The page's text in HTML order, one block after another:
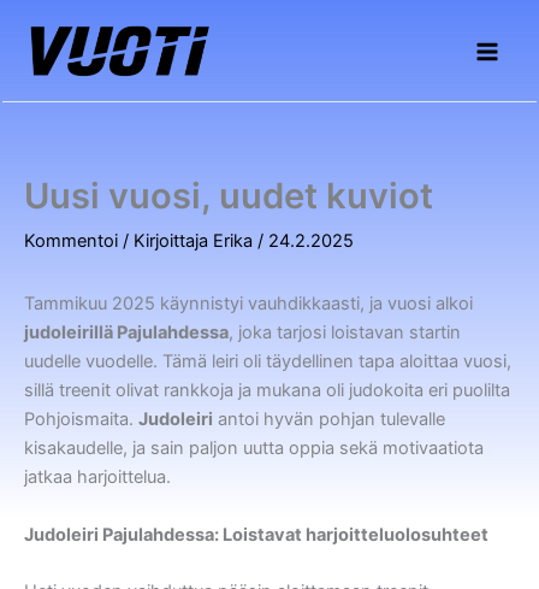
sisältöön
Uusi vuosi, uudet kuviot
Kommentoi / Kirjoittaja Erika / 24.2.2025
Tammikuu 2025 käynnistyi vauhdikkaasti, ja vuosi alkoi
judoleirillä Pajulahdessa, joka tarjosi loistavan startin
uudelle vuodelle. Tämä leiri oli täydellinen tapa aloittaa vuosi,
sillä treenit olivat rankkoja ja mukana oli judokoita eri puolilta
Pohjoismaita. Judoleiri antoi hyvän pohjan tulevalle
kisakaudelle, ja sain paljon uutta oppia sekä motivaatiota
jatkaa harjoittelua.
Judoleiri Pajulahdessa: Loistavat harjoitteluolosuhteet